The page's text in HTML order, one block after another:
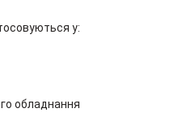
у:
обладнання